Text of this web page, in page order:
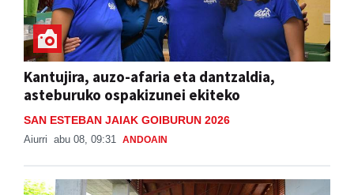
Kantujira, auzo-afaria eta dantzaldia,
asteburuko ospakizunei ekiteko
SAN ESTEBAN JAIAK GOIBURUN 2026
Aiurri abu 08, 09:31 ANDOAIN